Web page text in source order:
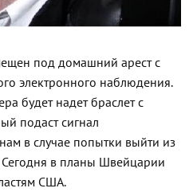
под домашний арест с
электронного наблюдения.
будет надет браслет с
подаст сигнал
в случае попытки выйти из
Сегодня в планы Швейцарии
США.